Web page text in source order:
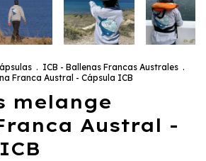
. ICB - Ballenas Francas Australes .
Franca Austral - Cápsula ICB
melange
Austral -